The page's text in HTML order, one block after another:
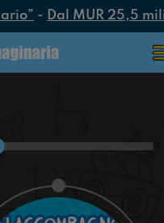
- Dal MUR 25,5